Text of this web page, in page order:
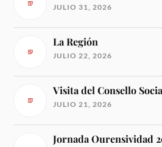
JULIO 31, 2026
La Región
JULIO 22, 2026
Visita del Consello
JULIO 21, 2026
Jornada Ourensividad